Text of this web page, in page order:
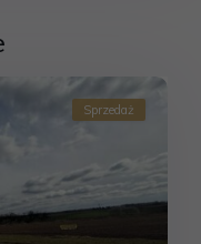
Sprzedaż